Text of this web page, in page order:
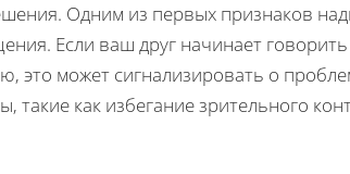
Одним из первых признаков
Если ваш друг начинает
это может сигнализировать о
как избегание зрительного